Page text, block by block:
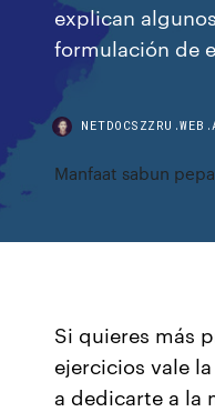
explican
formulación de
Manfaat sabun
Si quieres más
ejercicios vale
a dedicarte a la